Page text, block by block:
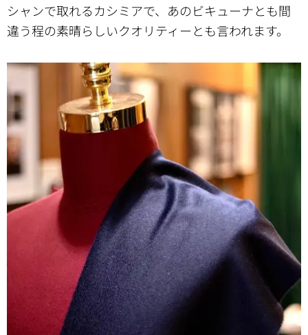
シャンで取れるカシミアで、あのビキューナとも間
違う程の素晴らしいクオリティーとも言われます。